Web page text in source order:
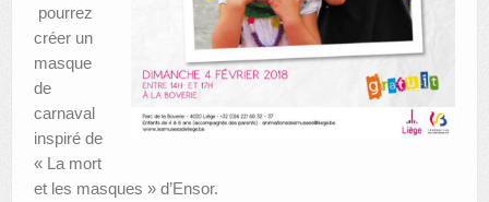
pourrez
créer un
masque
de
carnaval
inspiré de
« La mort
et les masques » d’Ensor.